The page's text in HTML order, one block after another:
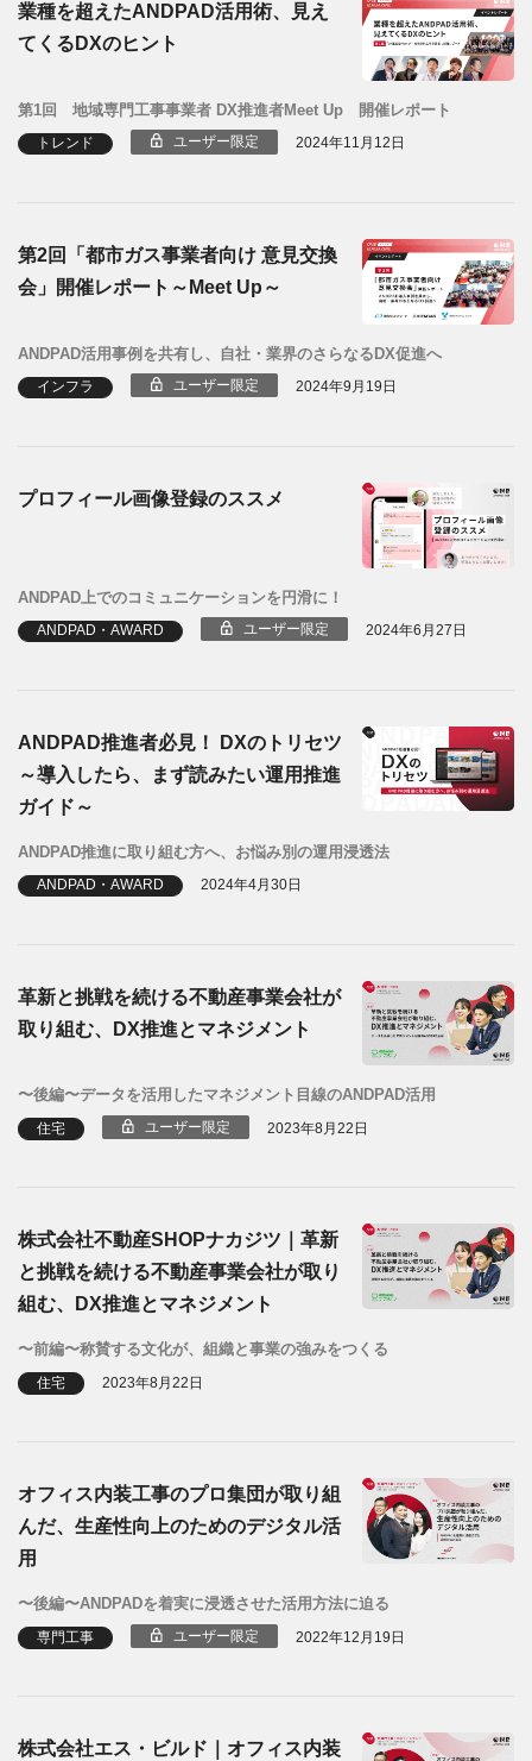
業種を超えたANDPAD活用術、見え
てくるDXのヒント
第1回 地域専門工事事業者 DX推進者Meet Up 開催レポート
トレンド ユーザー限定 2024年11月12日
第2回「都市ガス事業者向け 意見交換
会」開催レポート～Meet Up～
ANDPAD活用事例を共有し、自社・業界のさらなるDX促進へ
インフラ ユーザー限定 2024年9月19日
プロフィール画像登録のススメ
ANDPAD上でのコミュニケーションを円滑に！
ANDPAD・AWARD ユーザー限定 2024年6月27日
ANDPAD推進者必見！ DXのトリセツ
～導入したら、まず読みたい運用推進
ガイド～
ANDPAD推進に取り組む方へ、お悩み別の運用浸透法
ANDPAD・AWARD 2024年4月30日
革新と挑戦を続ける不動産事業会社が
取り組む、DX推進とマネジメント
〜後編〜データを活用したマネジメント目線のANDPAD活用
住宅 ユーザー限定 2023年8月22日
株式会社不動産SHOPナカジツ｜革新
と挑戦を続ける不動産事業会社が取り
組む、DX推進とマネジメント
〜前編〜称賛する文化が、組織と事業の強みをつくる
住宅 2023年8月22日
オフィス内装工事のプロ集団が取り組
んだ、生産性向上のためのデジタル活
用
〜後編〜ANDPADを着実に浸透させた活用方法に迫る
専門工事 ユーザー限定 2022年12月19日
株式会社エス・ビルド｜オフィス内装